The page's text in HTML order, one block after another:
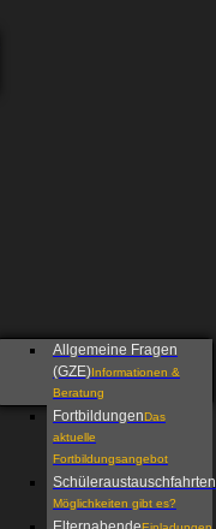
Allgemeine Fragen
(GZE)Informationen &
Beratung
FortbildungenDas
aktuelle
Fortbildungsangebot
Schüleraustauschfahrten
Möglichkeiten gibt es?